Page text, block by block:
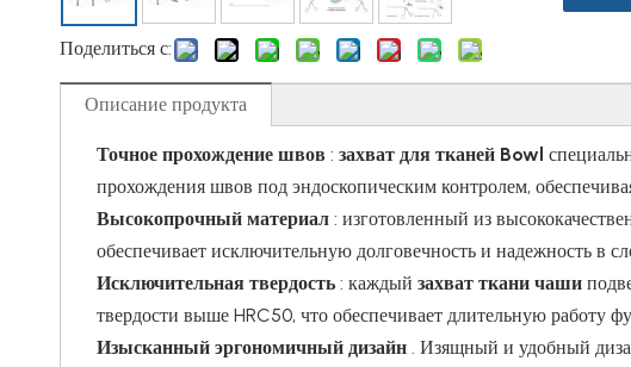
Поделиться с:
Описание продукта
Точное прохождение швов : захват для тканей Bowl
прохождения швов под эндоскопическим контролем,
Высокопрочный материал : изготовленный из
обеспечивает исключительную долговечность и надежность в
Исключительная твердость : каждый захват ткани чаши
твердости выше HRC50, что обеспечивает длительную работу
Изысканный эргономичный дизайн . Изящный и удобный